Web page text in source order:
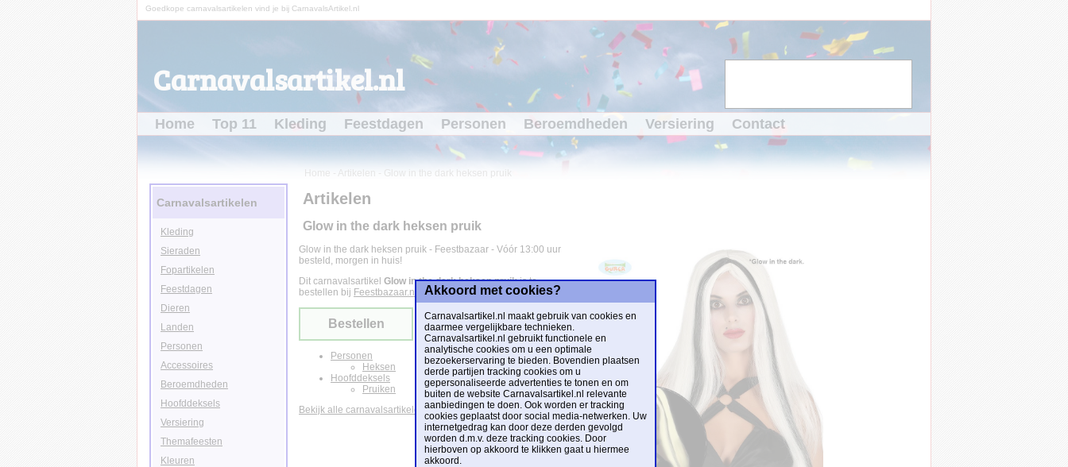
Goedkope carnavalsartikelen vind je bij CarnavalsArtikel.nl
Carnavalsartikel.nl
Home Top 11 Kleding Feestdagen Personen Beroemdheden Versiering Contact
Home Artikelen Glow in the dark heksen pruik
Artikelen
Glow in the dark heksen pruik
Glow in the dark heksen pruik - Feestbazaar - Vóór 13:00 uur
besteld, morgen in huis!
Dit carnavalsartikel Glow in the dark heksen pruikis te
bestellen bij Feestbazaar.nl voor€ 15,95.
Bestellen
Personen
Heksen
Hoofddeksels
Pruiken
Bekijk alle carnavalsartikelen
Carnavalsartikelen
Kleding
Sieraden
Fopartikelen
Feestdagen
Dieren
Landen
Personen
Accessoires
Beroemdheden
Hoofddeksels
Versiering
Themafeesten
Kleuren
Akkoord met cookies?
Carnavalsartikel.nl maakt gebruik van cookies en
daarmee vergelijkbare technieken.
Carnavalsartikel.nl gebruikt functionele en
analytische cookies om u een optimale
bezoekerservaring te bieden. Bovendien plaatsen
derde partijen tracking cookies om u
gepersonaliseerde advertenties te tonen en om
buiten de website Carnavalsartikel.nl relevante
aanbiedingen te doen. Ook worden er tracking
cookies geplaatst door social media-netwerken. Uw
internetgedrag kan door deze derden gevolgd
worden d.m.v. deze tracking cookies. Door
hierboven op akkoord te klikken gaat u hiermee
akkoord.